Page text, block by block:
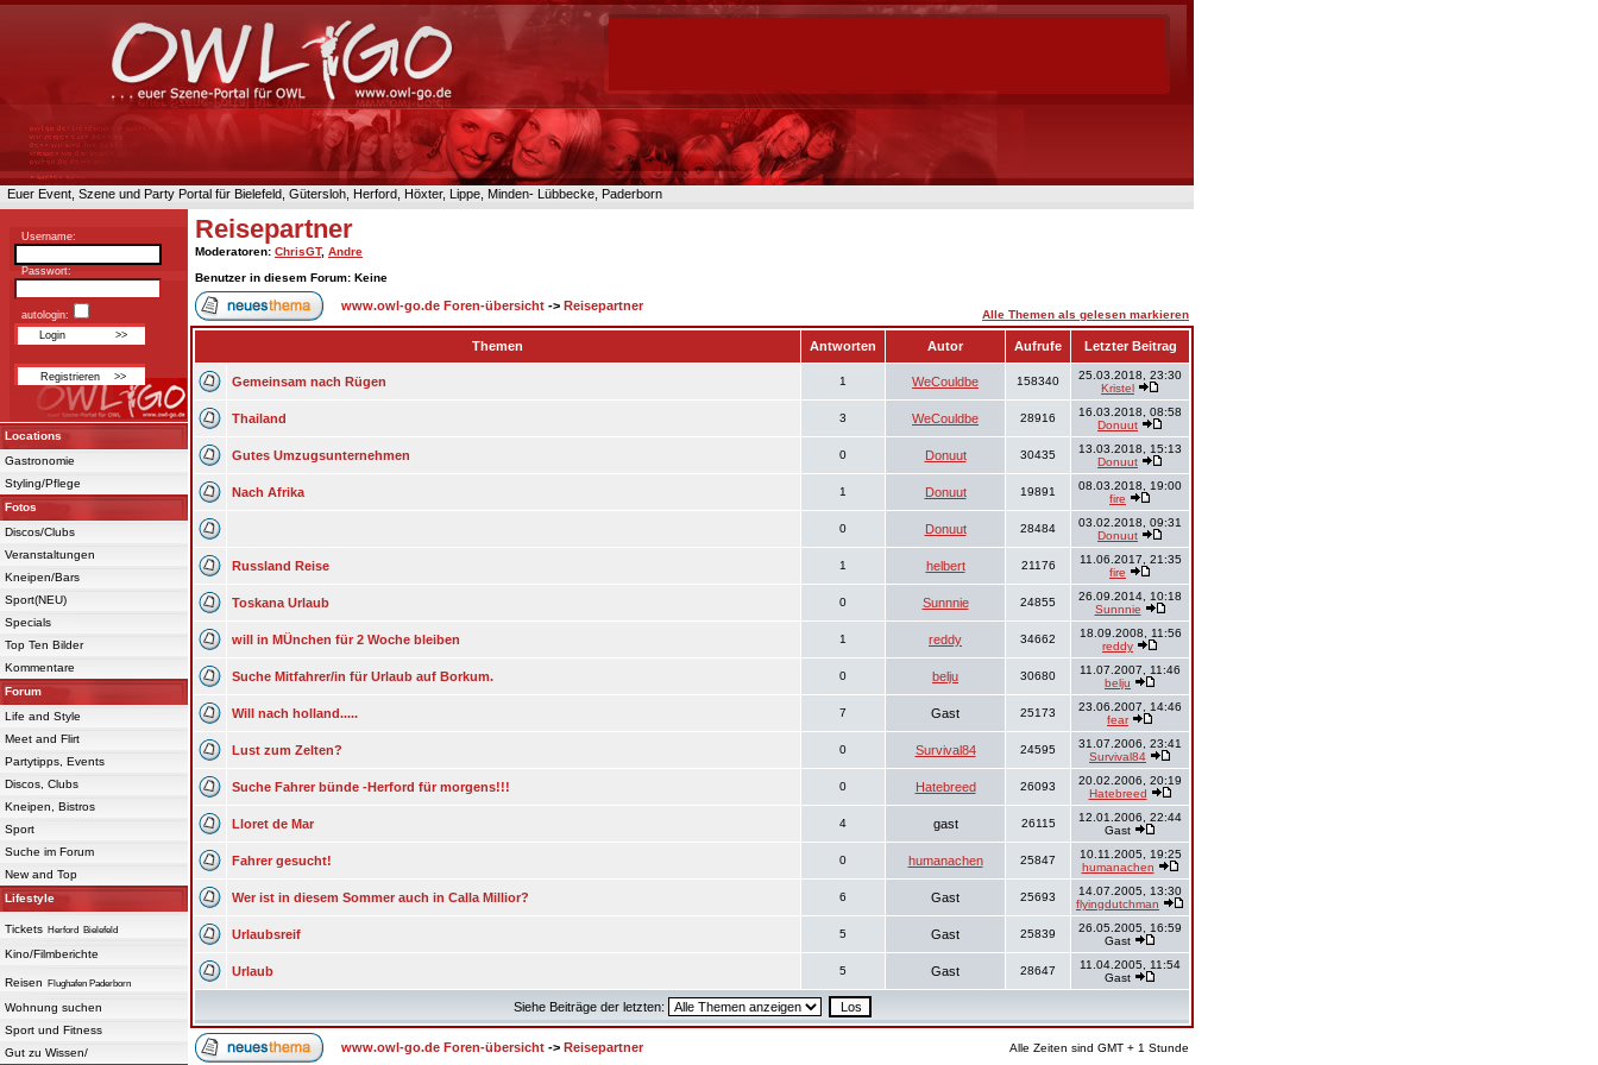
Euer Event, Szene und Party Portal für Bielefeld, Gütersloh, Herford, Höxter, Lippe, Minden- Lübbecke, Paderborn
Username:
Passwort:
autologin:
Locations
Gastronomie
Styling/Pflege
Fotos
Discos/Clubs
Veranstaltungen
Kneipen/Bars
Sport(NEU)
Specials
Top Ten Bilder
Kommentare
Forum
Life and Style
Meet and Flirt
Partytipps, Events
Discos, Clubs
Kneipen, Bistros
Sport
Suche im Forum
New and Top
Lifestyle
Tickets Herford Bielefeld
Kino/Filmberichte
Reisen Flughafen Paderborn
Wohnung suchen
Sport und Fitness
Gut zu Wissen/
Reisepartner
Moderatoren: ChrisGT, Andre
Benutzer in diesem Forum: Keine
www.owl-go.de Foren-übersicht -> Reisepartner
Alle Themen als gelesen markieren
Themen Antworten Autor Aufrufe Letzter Beitrag
Gemeinsam nach Rügen 1 WeCouldbe 158340
25.03.2018, 23:30
Kristel
Thailand 3 WeCouldbe 28916
16.03.2018, 08:58
Donuut
Gutes Umzugsunternehmen 0 Donuut 30435
13.03.2018, 15:13
Donuut
Nach Afrika 1 Donuut 19891
08.03.2018, 19:00
fire
0 Donuut 28484
03.02.2018, 09:31
Donuut
Russland Reise 1 helbert 21176
11.06.2017, 21:35
fire
Toskana Urlaub 0 Sunnnie 24855
26.09.2014, 10:18
Sunnnie
will in MÜnchen für 2 Woche bleiben 1 reddy 34662
18.09.2008, 11:56
reddy
Suche Mitfahrer/in für Urlaub auf Borkum. 0 belju 30680
11.07.2007, 11:46
belju
Will nach holland..... 7 Gast 25173
23.06.2007, 14:46
fear
Lust zum Zelten? 0 Survival84 24595
31.07.2006, 23:41
Survival84
Suche Fahrer bünde -Herford für morgens!!! 0 Hatebreed 26093
20.02.2006, 20:19
Hatebreed
Lloret de Mar 4 gast 26115
12.01.2006, 22:44
Gast
Fahrer gesucht! 0 humanachen 25847
10.11.2005, 19:25
humanachen
Wer ist in diesem Sommer auch in Calla Millior? 6 Gast 25693
14.07.2005, 13:30
flyingdutchman
Urlaubsreif 5 Gast 25839
26.05.2005, 16:59
Gast
Urlaub 5 Gast 28647
11.04.2005, 11:54
Gast
Siehe Beiträge der letzten:
www.owl-go.de Foren-übersicht -> Reisepartner Alle Zeiten sind GMT + 1 Stunde